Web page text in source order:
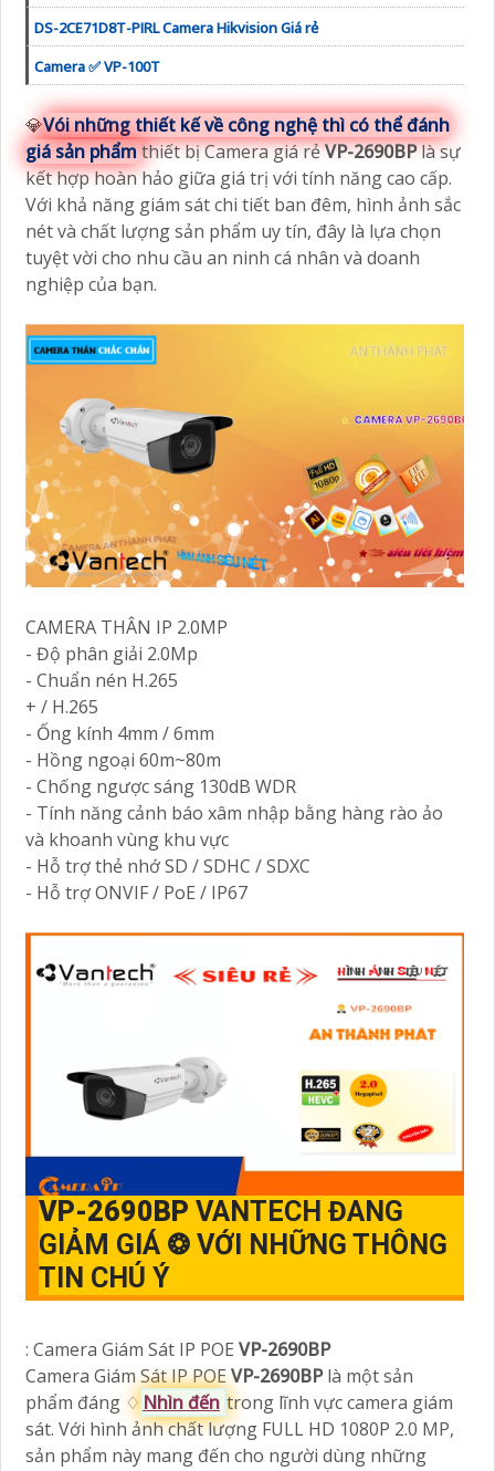
DS-2CE71D8T-PIRL Camera Hikvision Giá rẻ
Camera ✅ VP-100T
💎Vói những thiết kế về công nghệ thì có thể đánh
giá sản phẩmthiết bị Camera giá rẻVP-2690BPlà sự
kết hợp hoàn hảo giữa giá trị với tính năng cao cấp.
Với khả năng giám sát chi tiết ban đêm, hình ảnh sắc
nét và chất lượng sản phẩm uy tín, đây là lựa chọn
tuyệt vời cho nhu cầu an ninh cá nhân và doanh
nghiệp của bạn.
CAMERA THÂN IP 2.0MP
- Độ phân giải 2.0Mp
- Chuẩn nén H.265
+ / H.265
- Ống kính 4mm / 6mm
- Hồng ngoại 60m~80m
- Chống ngược sáng 130dB WDR
- Tính năng cảnh báo xâm nhập bằng hàng rào ảo
và khoanh vùng khu vực
- Hỗ trợ thẻ nhớ SD / SDHC / SDXC
- Hỗ trợ ONVIF / PoE / IP67
VP-2690BP VANTECH ĐANG
GIẢM GIÁ ❂ VỚI NHỮNG THÔNG
TIN CHÚ Ý
: Camera Giám Sát IP POE VP-2690BP
Camera Giám Sát IP POEVP-2690BPlà một sản
phẩm đáng ♢ Nhìn đến trong lĩnh vực camera giám
sát. Với hình ảnh chất lượng FULL HD 1080P 2.0 MP,
sản phẩm này mang đến cho người dùng những